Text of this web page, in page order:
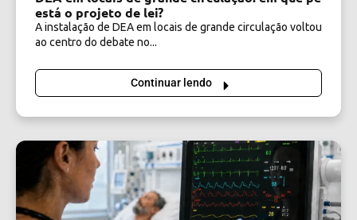
está o projeto de lei?
A instalação de DEA em locais de grande circulação voltou
ao centro do debate no...
Continuar lendo